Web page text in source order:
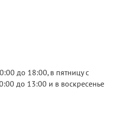
до 18:00, в пятницу с
до 13:00 и в воскресенье